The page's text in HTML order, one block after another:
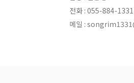
전화 : 055-884-1331
메일 :